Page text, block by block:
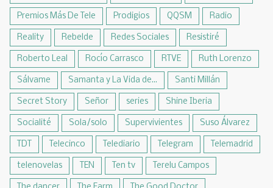
Premios Más De Tele Prodigios QQSM Radio
Reality Rebelde Redes Sociales Resistiré
Roberto Leal Rocío Carrasco RTVE Ruth Lorenzo
Sálvame Samanta y La Vida de... Santi Millán
Secret Story Señor series Shine Iberia
Socialité Sola/solo Supervivientes Suso Álvarez
TDT Telecinco Telediario Telegram Telemadrid
telenovelas TEN Ten tv Terelu Campos